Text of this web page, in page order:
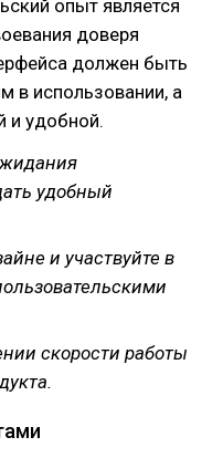
опыт является
доверя
должен быть
в использовании, а
и удобной.
удобный
и участвуйте в
скорости работы